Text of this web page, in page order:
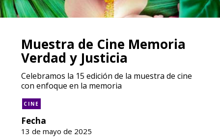
Muestra de Cine Memoria
Verdad y Justicia
Celebramos la 15 edición de la muestra de cine
con enfoque en la memoria
CINE
Fecha
13 de mayo de 2025